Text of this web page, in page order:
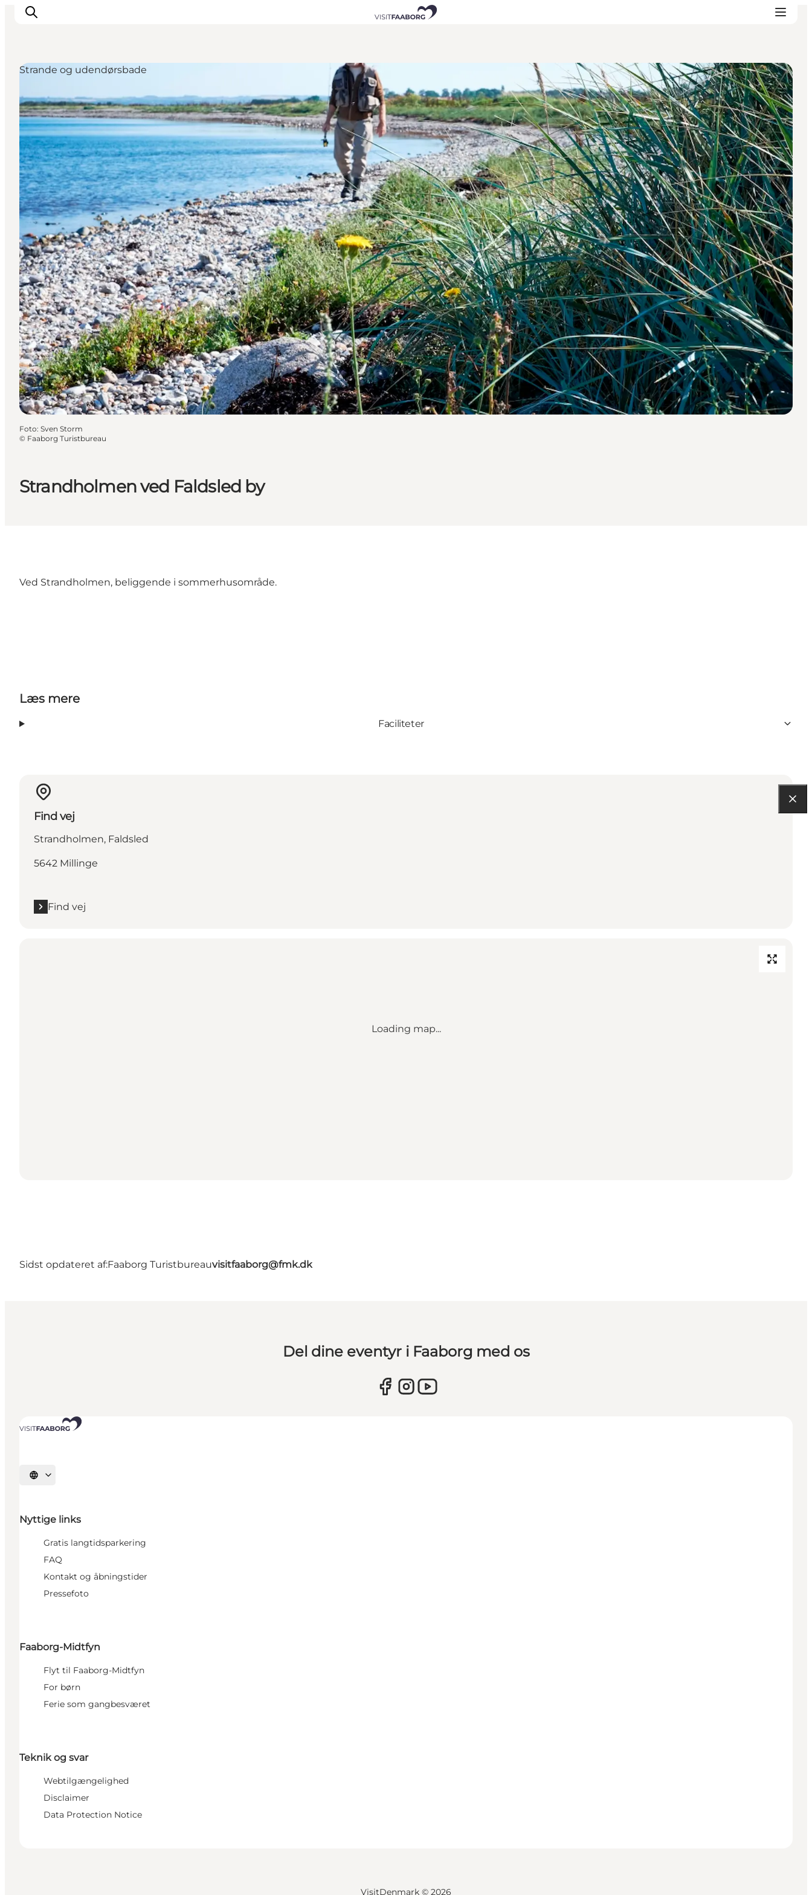
Overnatning
Spisesteder
Oplevelser
Øhop
Outdoor
Det sker
Strandholmen ved Faldsled by
Strande og udendørsbade
Foto: Sven Storm
© Faaborg Turistbureau
Ved Strandholmen, beliggende i sommerhusområde.
Læs mere
Faciliteter
Find vej
Strandholmen, Faldsled
5642 Millinge
Find vej
Loading map...
Sidst opdateret af:Faaborg Turistbureauvisitfaaborg@fmk.dk
Del dine eventyr i Faaborg med os
Vælg sprog
Nyttige links
Gratis langtidsparkering
FAQ
Kontakt og åbningstider
Pressefoto
Faaborg-Midtfyn
Flyt til Faaborg-Midtfyn
For børn
Ferie som gangbesværet
Teknik og svar
Webtilgængelighed
Disclaimer
Data Protection Notice
VisitDenmark © 2026